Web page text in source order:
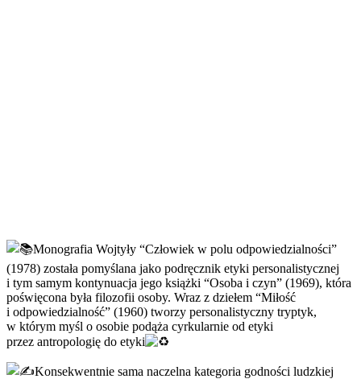
Monografia Wojtyły “Człowiek w polu odpowiedzialności”
(1978) została pomyślana jako podręcznik etyki personalistycznej
i tym samym kontynuacja jego książki “Osoba i czyn” (1969), która
poświęcona była filozofii osoby. Wraz z dziełem “Miłość
i odpowiedzialność” (1960) tworzy personalistyczny tryptyk,
w którym myśl o osobie podąża cyrkularnie od etyki
przez antropologię do etyki
Konsekwentnie sama naczelna kategoria godności ludzkiej